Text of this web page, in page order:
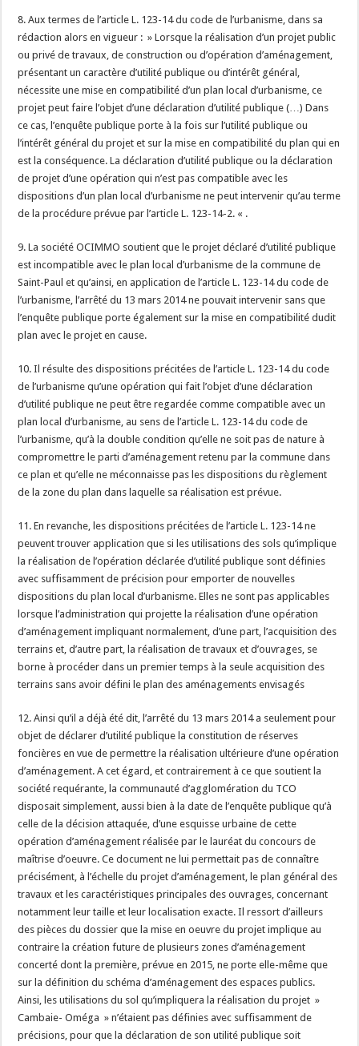
8. Aux termes de l’article L. 123-14 du code de l’urbanisme, dans sa
rédaction alors en vigueur : » Lorsque la réalisation d’un projet public
ou privé de travaux, de construction ou d’opération d’aménagement,
présentant un caractère d’utilité publique ou d’intérêt général,
nécessite une mise en compatibilité d’un plan local d’urbanisme, ce
projet peut faire l’objet d’une déclaration d’utilité publique (…) Dans
ce cas, l’enquête publique porte à la fois sur l’utilité publique ou
l’intérêt général du projet et sur la mise en compatibilité du plan qui en
est la conséquence. La déclaration d’utilité publique ou la déclaration
de projet d’une opération qui n’est pas compatible avec les
dispositions d’un plan local d’urbanisme ne peut intervenir qu’au terme
de la procédure prévue par l’article L. 123-14-2. « .
9. La société OCIMMO soutient que le projet déclaré d’utilité publique
est incompatible avec le plan local d’urbanisme de la commune de
Saint-Paul et qu’ainsi, en application de l’article L. 123-14 du code de
l’urbanisme, l’arrêté du 13 mars 2014 ne pouvait intervenir sans que
l’enquête publique porte également sur la mise en compatibilité dudit
plan avec le projet en cause.
10. Il résulte des dispositions précitées de l’article L. 123-14 du code
de l’urbanisme qu’une opération qui fait l’objet d’une déclaration
d’utilité publique ne peut être regardée comme compatible avec un
plan local d’urbanisme, au sens de l’article L. 123-14 du code de
l’urbanisme, qu’à la double condition qu’elle ne soit pas de nature à
compromettre le parti d’aménagement retenu par la commune dans
ce plan et qu’elle ne méconnaisse pas les dispositions du règlement
de la zone du plan dans laquelle sa réalisation est prévue.
11. En revanche, les dispositions précitées de l’article L. 123-14 ne
peuvent trouver application que si les utilisations des sols qu’implique
la réalisation de l’opération déclarée d’utilité publique sont définies
avec suffisamment de précision pour emporter de nouvelles
dispositions du plan local d’urbanisme. Elles ne sont pas applicables
lorsque l’administration qui projette la réalisation d’une opération
d’aménagement impliquant normalement, d’une part, l’acquisition des
terrains et, d’autre part, la réalisation de travaux et d’ouvrages, se
borne à procéder dans un premier temps à la seule acquisition des
terrains sans avoir défini le plan des aménagements envisagés
12. Ainsi qu’il a déjà été dit, l’arrêté du 13 mars 2014 a seulement pour
objet de déclarer d’utilité publique la constitution de réserves
foncières en vue de permettre la réalisation ultérieure d’une opération
d’aménagement. A cet égard, et contrairement à ce que soutient la
société requérante, la communauté d’agglomération du TCO
disposait simplement, aussi bien à la date de l’enquête publique qu’à
celle de la décision attaquée, d’une esquisse urbaine de cette
opération d’aménagement réalisée par le lauréat du concours de
maîtrise d’oeuvre. Ce document ne lui permettait pas de connaître
précisément, à l’échelle du projet d’aménagement, le plan général des
travaux et les caractéristiques principales des ouvrages, concernant
notamment leur taille et leur localisation exacte. Il ressort d’ailleurs
des pièces du dossier que la mise en oeuvre du projet implique au
contraire la création future de plusieurs zones d’aménagement
concerté dont la première, prévue en 2015, ne porte elle-même que
sur la définition du schéma d’aménagement des espaces publics.
Ainsi, les utilisations du sol qu’impliquera la réalisation du projet »
Cambaie- Oméga » n’étaient pas définies avec suffisamment de
précisions, pour que la déclaration de son utilité publique soit